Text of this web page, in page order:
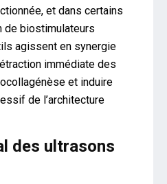
et dans certains
de biostimulateurs
agissent en synergie
immédiate des
et induire
de l’architecture
des ultrasons